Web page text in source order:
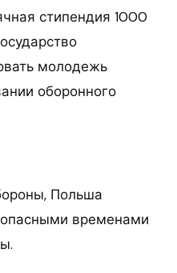
стипендия 1000
молодежь
оборонного
Польша
временами